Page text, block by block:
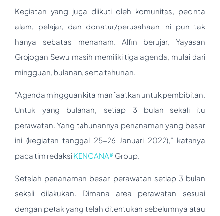
Kegiatan yang juga diikuti oleh komunitas, pecinta
alam, pelajar, dan donatur/perusahaan ini pun tak
hanya sebatas menanam. Alfin berujar, Yayasan
Grojogan Sewu masih memiliki tiga agenda, mulai dari
mingguan, bulanan, serta tahunan.
“Agenda mingguan kita manfaatkan untuk pembibitan.
Untuk yang bulanan, setiap 3 bulan sekali itu
perawatan. Yang tahunannya penanaman yang besar
ini (kegiatan tanggal 25-26 Januari 2022),” katanya
pada tim redaksiKENCANA® Group.
Setelah penanaman besar, perawatan setiap 3 bulan
sekali dilakukan. Dimana area perawatan sesuai
dengan petak yang telah ditentukan sebelumnya atau